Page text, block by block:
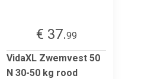
€ 37.99
VidaXL Zwemvest 50
N 30-50 kg rood